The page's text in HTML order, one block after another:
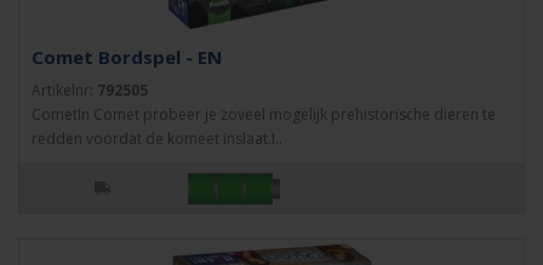
Comet Bordspel - EN
Artikelnr: 792505
CometIn Comet probeer je zoveel mogelijk prehistorische dieren te
redden voordat de komeet inslaat.I..